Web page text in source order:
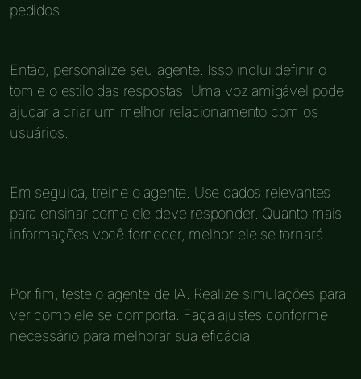
pedidos.
Então, personalize seu agente. Isso inclui definir o
tom e o estilo das respostas. Uma voz amigável pode
ajudar a criar um melhor relacionamento com os
usuários.
Em seguida, treine o agente. Use dados relevantes
para ensinar como ele deve responder. Quanto mais
informações você fornecer, melhor ele se tornará.
Por fim, teste o agente de IA. Realize simulações para
ver como ele se comporta. Faça ajustes conforme
necessário para melhorar sua eficácia.